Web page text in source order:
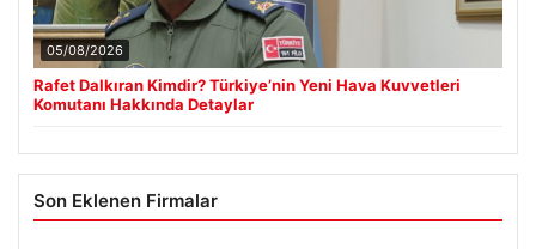
05/08/2026
Rafet Dalkıran Kimdir? Türkiye’nin Yeni Hava Kuvvetleri
Komutanı Hakkında Detaylar
Son Eklenen Firmalar